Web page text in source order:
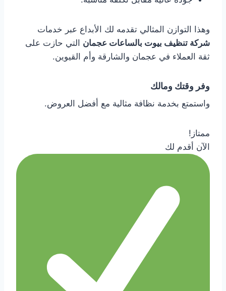
وهذا التوازن المثالي تقدمه لك الأبداع عبر خدمات
شركة تنظيف بيوت بالساعات عجمان التي حازت على
ثقة العملاء في عجمان والشارقة وأم القيوين.
وفر وقتك ومالك
واستمتع بخدمة نظافة مثالية مع أفضل العروض.
ممتاز!
الآن أقدم لك